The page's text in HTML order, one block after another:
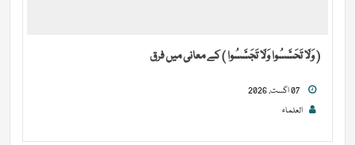
( وَلَا تَحَسَّسُوا وَلَا تَجَسَّسُوا ) کے معانی میں فرق
العلماء